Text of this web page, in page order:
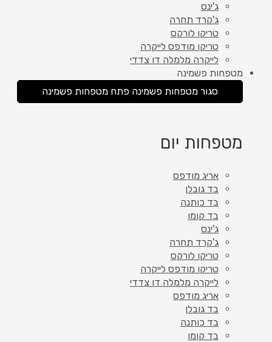
ג'ינס
ג'קרד תחרה
טריקו לורקס
טריקו מודפס לייקרה
לייקרה מלמלה דו צדדי
מטפחות פשמינה
סגור מטפחות פשמינה פתח מטפחות פשמינה
מטפחות יום
אריג מודפס
בד גובלן
בד כותנה
בד קומו
ג'ינס
ג'קרד תחרה
טריקו לורקס
טריקו מודפס לייקרה
לייקרה מלמלה דו צדדי
אריג מודפס
בד גובלן
בד כותנה
בד קומו